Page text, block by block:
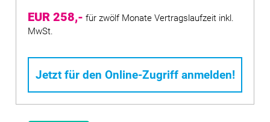
EUR 258,- für zwölf Monate Vertragslaufzeit inkl.
MwSt.
Jetzt für den Online-Zugriff anmelden!